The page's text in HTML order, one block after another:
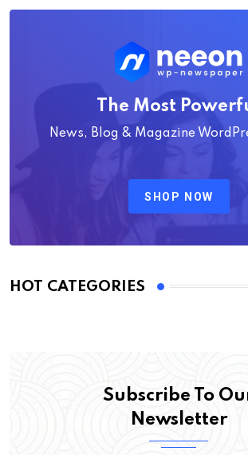
The Most
News, Blog & Magazine
SHOP NOW
HOT CATEGORIES
Subscribe To
Newsletter